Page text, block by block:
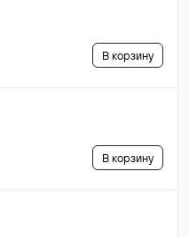
В корзину
В корзину